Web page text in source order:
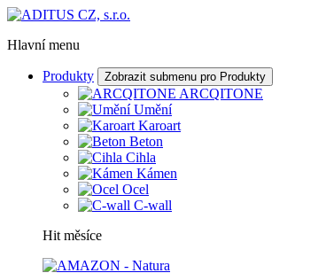
Hlavní menu
Produkty Zobrazit submenu pro Produkty
ARCQITONE
Umění
Karoart
Beton
Cihla
Kámen
Ocel
C-wall
Hit měsíce